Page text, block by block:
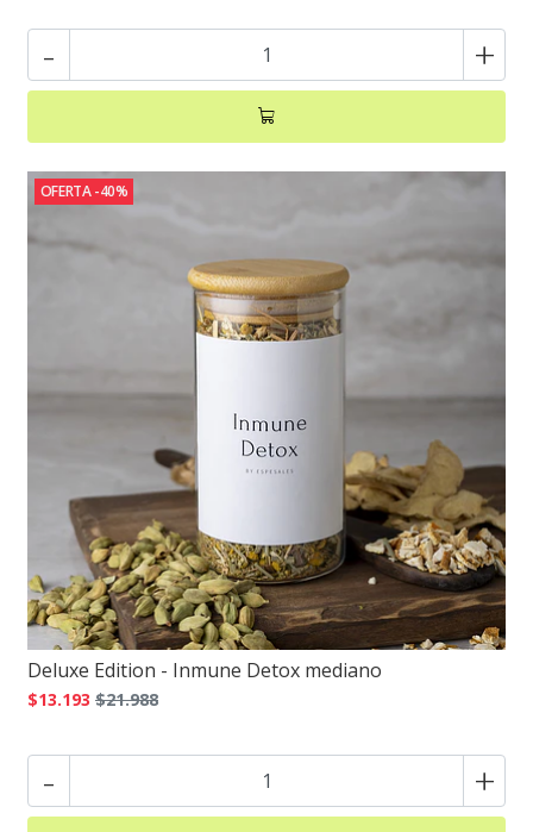
- +
OFERTA -40%
Deluxe Edition - Inmune Detox mediano
$13.193 $21.988
- +